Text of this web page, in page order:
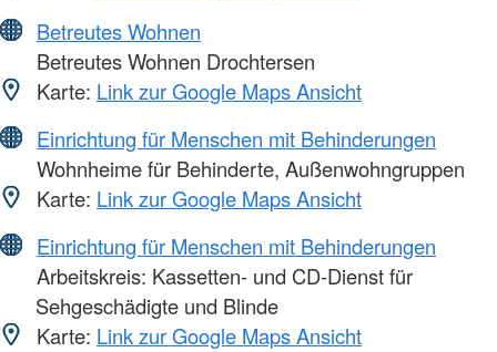
Betreutes Wohnen
Betreutes Wohnen Drochtersen
Karte: Link zur Google Maps Ansicht
Einrichtung für Menschen mit Behinderungen
Wohnheime für Behinderte, Außenwohngruppen
Karte: Link zur Google Maps Ansicht
Einrichtung für Menschen mit Behinderungen
Arbeitskreis: Kassetten- und CD-Dienst für
Sehgeschädigte und Blinde
Karte: Link zur Google Maps Ansicht